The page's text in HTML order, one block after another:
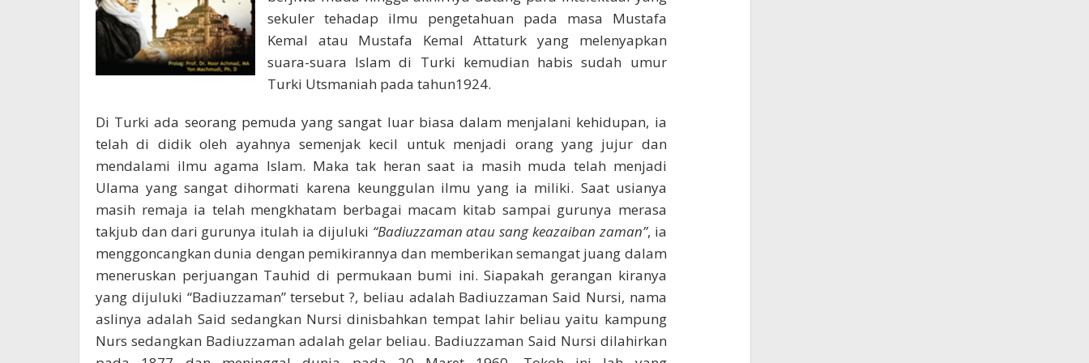
sekuler tehadap ilmu pengetahuan pada masa Mustafa
Kemal atau Mustafa Kemal Attaturk yang melenyapkan
suara-suara Islam di Turki kemudian habis sudah umur
Turki Utsmaniah pada tahun1924.
Di Turki ada seorang pemuda yang sangat luar biasa dalam menjalani kehidupan, ia
telah di didik oleh ayahnya semenjak kecil untuk menjadi orang yang jujur dan
mendalami ilmu agama Islam. Maka tak heran saat ia masih muda telah menjadi
Ulama yang sangat dihormati karena keunggulan ilmu yang ia miliki. Saat usianya
masih remaja ia telah mengkhatam berbagai macam kitab sampai gurunya merasa
takjub dan dari gurunya itulah ia dijuluki “Badiuzzaman atau sang keazaiban zaman”, ia
menggoncangkan dunia dengan pemikirannya dan memberikan semangat juang dalam
meneruskan perjuangan Tauhid di permukaan bumi ini. Siapakah gerangan kiranya
yang dijuluki “Badiuzzaman” tersebut ?, beliau adalah Badiuzzaman Said Nursi, nama
aslinya adalah Said sedangkan Nursi dinisbahkan tempat lahir beliau yaitu kampung
Nurs sedangkan Badiuzzaman adalah gelar beliau. Badiuzzaman Said Nursi dilahirkan